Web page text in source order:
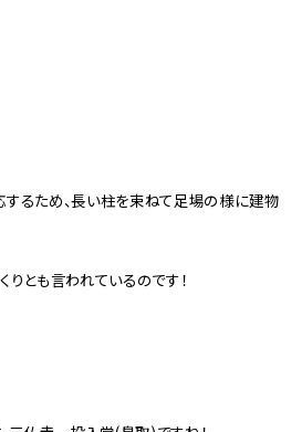
るため、長い柱を束ねて足場の様に建物
とも言われているのです！